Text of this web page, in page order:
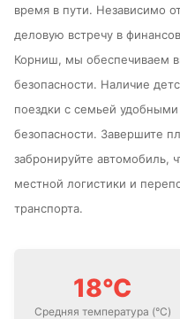
время в пути. Независимо
деловую встречу в
Корниш, мы обеспечиваем
безопасности. Наличие
поездки с семьей
безопасности. Завершите
забронируйте автомобиль,
местной логистики и
транспорта.
18°C
Средняя температура (°C)